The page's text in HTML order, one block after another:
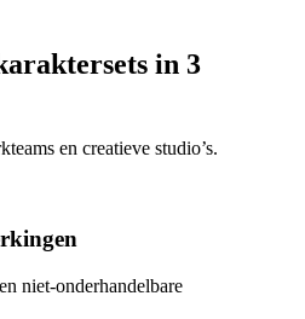
in 3
en creatieve studio’s.
niet-onderhandelbare